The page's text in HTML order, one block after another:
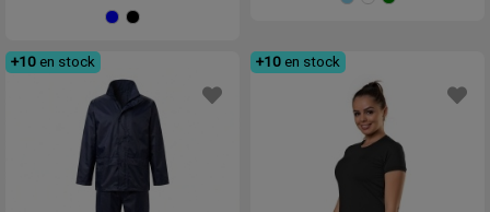
+10 en stock +10 en stock